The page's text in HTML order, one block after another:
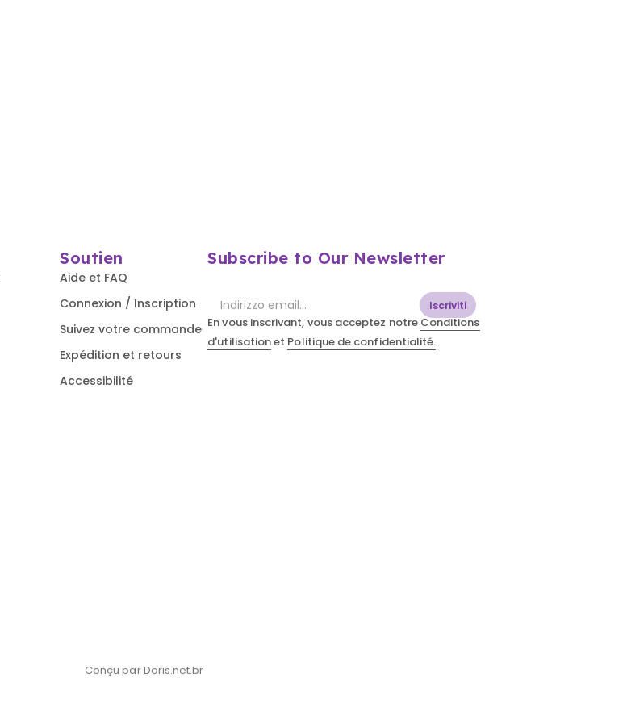
Soutien
Aide et FAQ
Connexion / Inscription
Suivez votre commande
Expédition et retours
Accessibilité
Subscribe to Our Newsletter
Iscriviti
En vous inscrivant, vous acceptez notre Conditions
d'utilisationet Politique de confidentialité.
Conçu par Doris.net.br